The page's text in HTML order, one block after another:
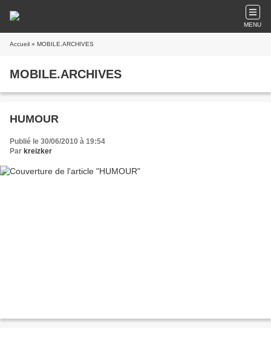
MENU
Accueil » MOBILE.ARCHIVES
MOBILE.ARCHIVES
HUMOUR
Publié le 30/06/2010 à 19:54
Par kreizker